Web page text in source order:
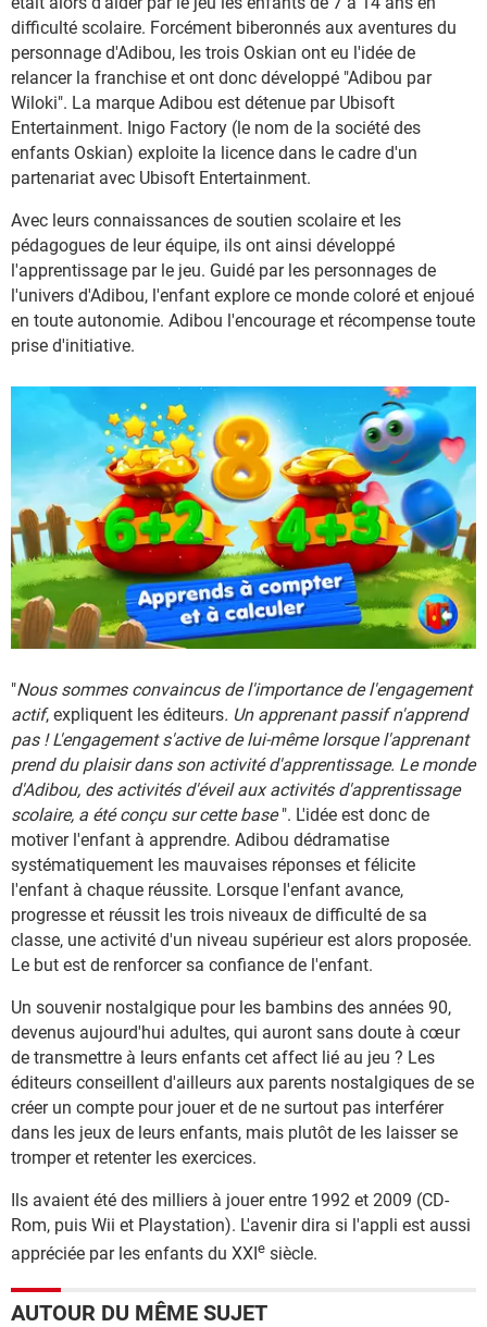
difficulté scolaire. Forcément biberonnés aux aventures du
personnage d'Adibou, les trois Oskian ont eu l'idée de
relancer la franchise et ont donc développé "Adibou par
Wiloki". La marque Adibou est détenue par Ubisoft
Entertainment. Inigo Factory (le nom de la société des
enfants Oskian) exploite la licence dans le cadre d'un
partenariat avec Ubisoft Entertainment.
Avec leurs connaissances de soutien scolaire et les
pédagogues de leur équipe, ils ont ainsi développé
l'apprentissage par le jeu. Guidé par les personnages de
l'univers d'Adibou, l'enfant explore ce monde coloré et enjoué
en toute autonomie. Adibou l'encourage et récompense toute
prise d'initiative.
"Nous sommes convaincus de l'importance de l'engagement
actif, expliquent les éditeurs. Un apprenant passif n'apprend
pas ! L'engagement s'active de lui-même lorsque l'apprenant
prend du plaisir dans son activité d'apprentissage. Le monde
d'Adibou, des activités d'éveil aux activités d'apprentissage
scolaire, a été conçu sur cette base". L'idée est donc de
motiver l'enfant à apprendre. Adibou dédramatise
systématiquement les mauvaises réponses et félicite
l'enfant à chaque réussite. Lorsque l'enfant avance,
progresse et réussit les trois niveaux de difficulté de sa
classe, une activité d'un niveau supérieur est alors proposée.
Le but est de renforcer sa confiance de l'enfant.
Un souvenir nostalgique pour les bambins des années 90,
devenus aujourd'hui adultes, qui auront sans doute à cœur
de transmettre à leurs enfants cet affect lié au jeu ? Les
éditeurs conseillent d'ailleurs aux parents nostalgiques de se
créer un compte pour jouer et de ne surtout pas interférer
dans les jeux de leurs enfants, mais plutôt de les laisser se
tromper et retenter les exercices.
Ils avaient été des milliers à jouer entre 1992 et 2009 (CD-
Rom, puis Wii et Playstation). L'avenir dira si l'appli est aussi
appréciée par les enfants du XXIe siècle.
AUTOUR DU MÊME SUJET